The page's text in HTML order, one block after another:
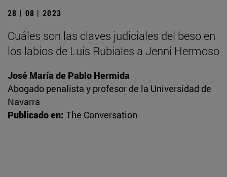
28 | 08 | 2023
Cuáles son las claves judiciales del beso en
los labios de Luis Rubiales a Jenni Hermoso
José María de Pablo Hermida
Abogado penalista y profesor de la Universidad de
Navarra
Publicado en: The Conversation